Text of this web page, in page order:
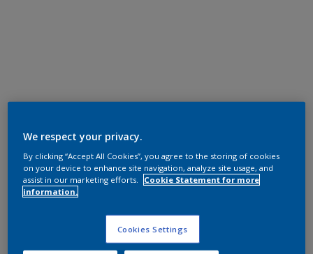
We respect your privacy.
By clicking “Accept All Cookies”, you agree to the storing of cookies
on your device to enhance site navigation, analyze site usage, and
assist in our marketing efforts.
Cookie Statement for more
information.
Cookies Settings